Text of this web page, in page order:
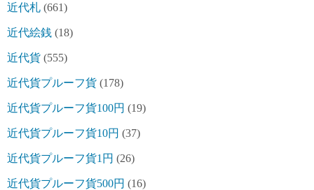
近代札 (661)
近代絵銭 (18)
近代貨 (555)
近代貨プルーフ貨 (178)
近代貨プルーフ貨100円 (19)
近代貨プルーフ貨10円 (37)
近代貨プルーフ貨1円 (26)
近代貨プルーフ貨500円 (16)